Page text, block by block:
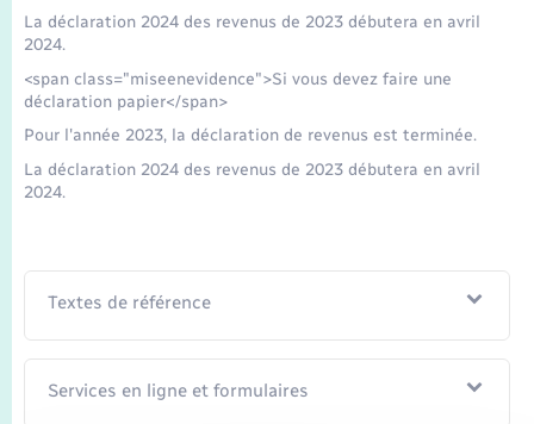
Voirie et espace public
La déclaration 2024 des revenus de 2023 débutera en avril
2024.
<span class="miseenevidence">Si vous devez faire une
déclaration papier</span>
Pour l'année 2023, la déclaration de revenus est terminée.
La déclaration 2024 des revenus de 2023 débutera en avril
2024.
Textes de référence
Services en ligne et formulaires